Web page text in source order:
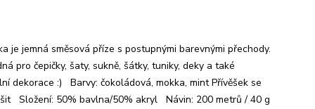
je jemná směsová příze s postupnými barevnými přechody.
pro čepičky, šaty, sukně, šátky, tuniky, deky a také
dekorace :) Barvy: čokoládová, mokka, mint Přívěšek se
Složení: 50% bavlna/50% akryl Návin: 200 metrů / 40 g